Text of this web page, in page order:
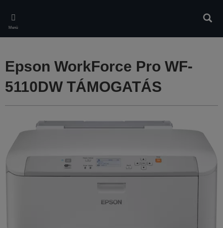
main
content
Menü
Epson WorkForce Pro WF-
5110DW TÁMOGATÁS